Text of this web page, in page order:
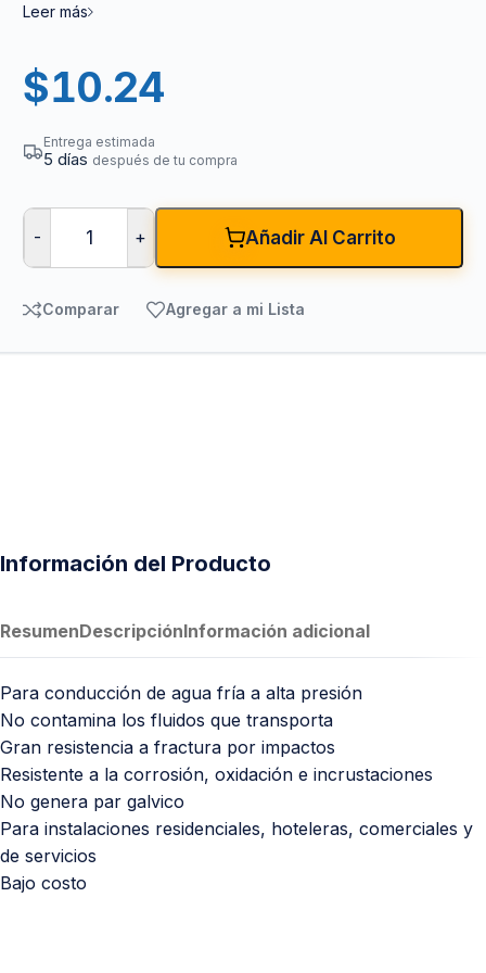
Leer más
$10.24
Entrega estimada
5 días después de tu compra
- + Añadir Al Carrito
Comparar Agregar a mi Lista
Información del Producto
ResumenDescripciónInformación adicional
Para conducción de agua fría a alta presión
No contamina los fluidos que transporta
Gran resistencia a fractura por impactos
Resistente a la corrosión, oxidación e incrustaciones
No genera par galvico
Para instalaciones residenciales, hoteleras, comerciales y
de servicios
Bajo costo